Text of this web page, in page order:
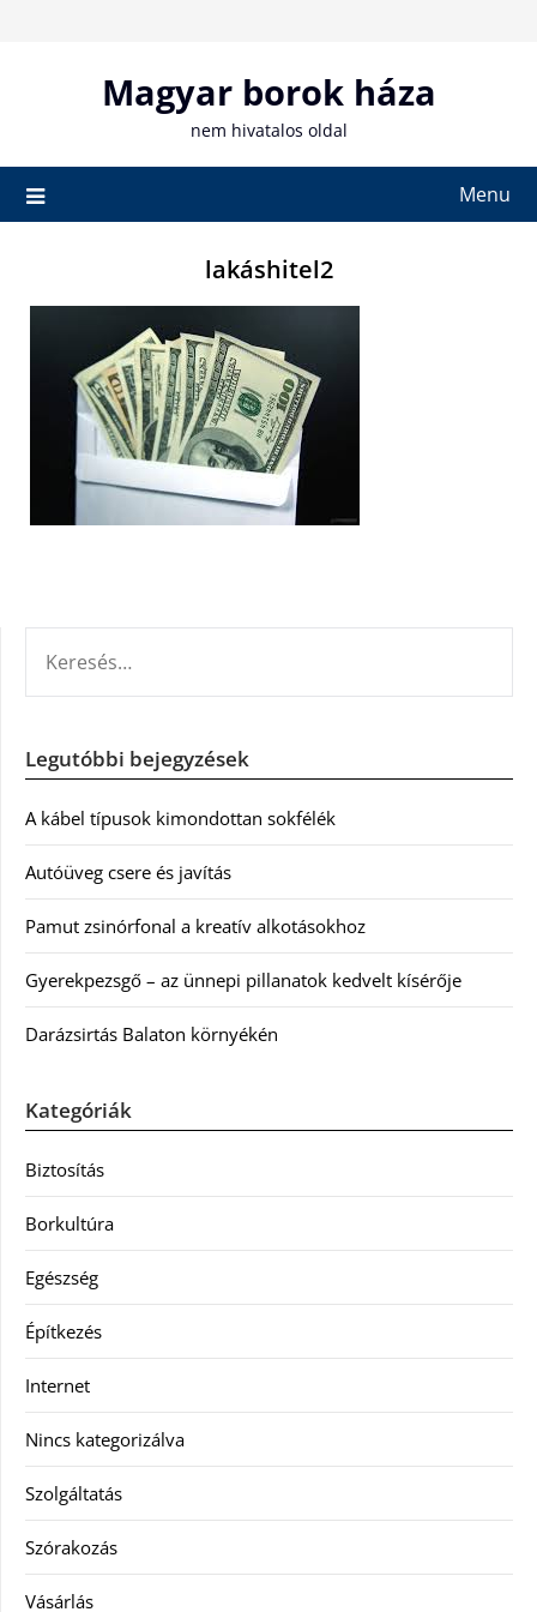
Magyar borok háza
nem hivatalos oldal
Menu
lakáshitel2
Legutóbbi bejegyzések
A kábel típusok kimondottan sokfélék
Autóüveg csere és javítás
Pamut zsinórfonal a kreatív alkotásokhoz
Gyerekpezsgő – az ünnepi pillanatok kedvelt kísérője
Darázsirtás Balaton környékén
Kategóriák
Biztosítás
Borkultúra
Egészség
Építkezés
Internet
Nincs kategorizálva
Szolgáltatás
Szórakozás
Vásárlás